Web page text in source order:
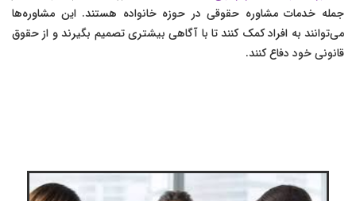
جمله خدمات مشاوره حقوقی در حوزه خانواده هستند. این مشاوره‌ها
می‌توانند به افراد کمک کنند تا با آگاهی بیشتری تصمیم بگیرند و از حقوق
قانونی خود دفاع کنند.